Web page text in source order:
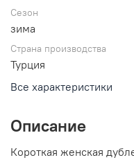
Сезон
зима
Страна производства
Турция
Все характеристики
Описание
Короткая женская